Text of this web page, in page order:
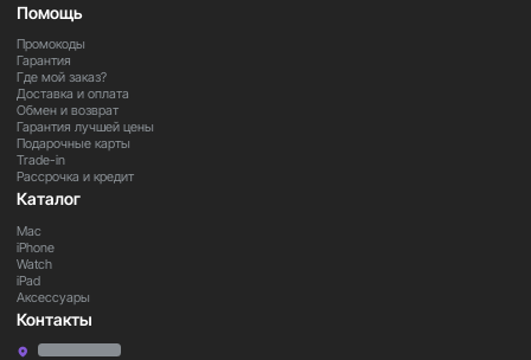
Помощь
Промокоды
Гарантия
Где мой заказ?
Доставка и оплата
Обмен и возврат
Гарантия лучшей цены
Подарочные карты
Trade-in
Рассрочка и кредит
Каталог
Mac
iPhone
Watch
iPad
Аксессуары
Контакты